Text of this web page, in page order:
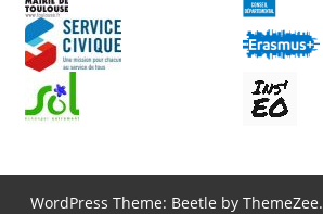
WordPress Theme: Beetle by ThemeZee.